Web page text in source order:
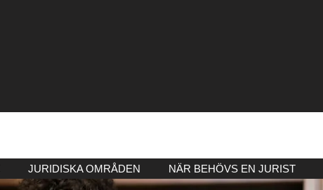
JURIDISKA OMRÅDEN NÄR BEHÖVS EN JURIST